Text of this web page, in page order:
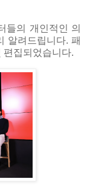
들의 개인적인 의
알려드립니다. 패
편집되었습니다.